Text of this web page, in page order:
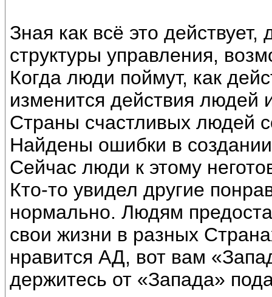
Зная как всё это
структуры управления,
Когда люди поймут, как
изменится действия людей
Страны счастливых людей
Найдены ошибки в
Сейчас люди к этому
Кто-то увидел другие
нормально. Людям
свои жизни в разных
нравится АД, вот вам
держитесь от «Запада»